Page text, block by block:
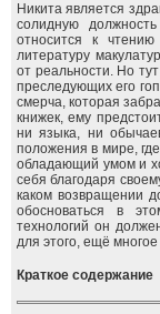
Никита является
солидную
относится к
литературу
от реальности. Но
преследующих его
смерча, которая
книжек, ему
ни языка, ни
положения в мире,
обладающий умом и
себя благодаря
каком возвращении
обосноваться в
технологий он
для этого, ещё
Краткое содержание